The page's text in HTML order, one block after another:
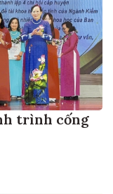
trình cống